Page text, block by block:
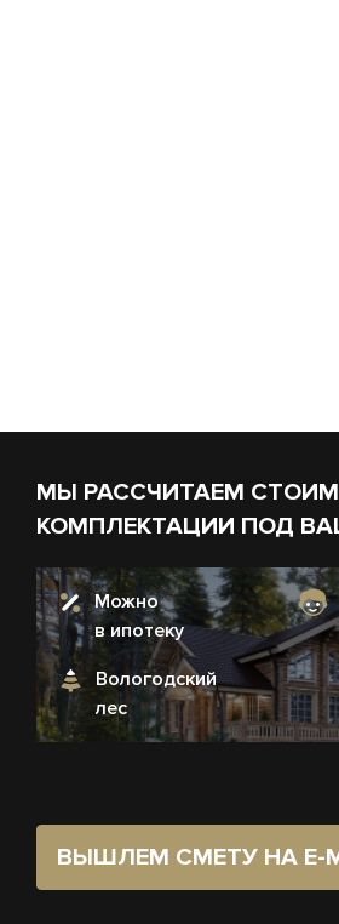
МЫ РАССЧИТАЕМ
КОМПЛЕКТАЦИИ ПОД
Можно
в ипотеку
Вологодский
лес
ВЫШЛЕМ СМЕТУ НА E-